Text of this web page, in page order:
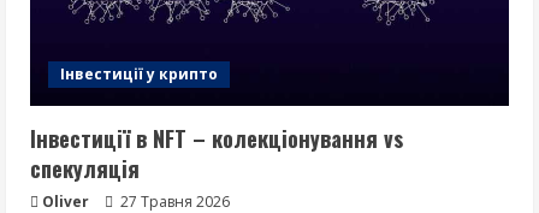
Інвестиції у крипто
Інвестиції в NFT – колекціонування vs
спекуляція
Oliver 27 Травня 2026